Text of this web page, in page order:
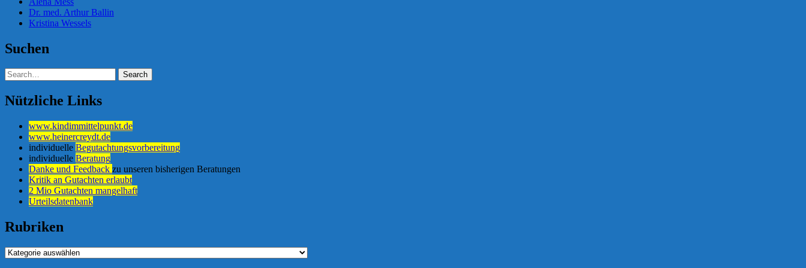
Dr. med. Arthur Ballin
Kristina Wessels
Suchen
Nützliche Links
www.kindimmittelpunkt.de
www.heinercreydt.de
individuelle Begutachtungsvorbereitung
individuelle Beratung
Danke und Feedback zu unseren bisherigen Beratungen
Kritik an Gutachten erlaubt
2 Mio Gutachten mangelhaft
Urteilsdatenbank
Rubriken
Rubriken